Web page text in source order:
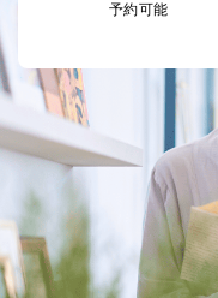
当社にお問合わせ
当社カスタマーQ＆
Aサービス利用者
4
採用応募者の方の
個人情報
予約可能